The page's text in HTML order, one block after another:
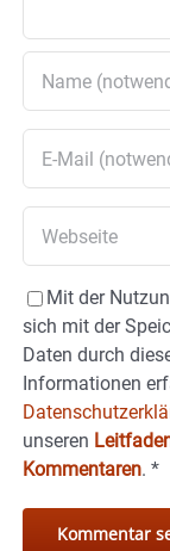
Mit der
sich mit der
Daten durch
Informationen
unseren
Kommentaren. *